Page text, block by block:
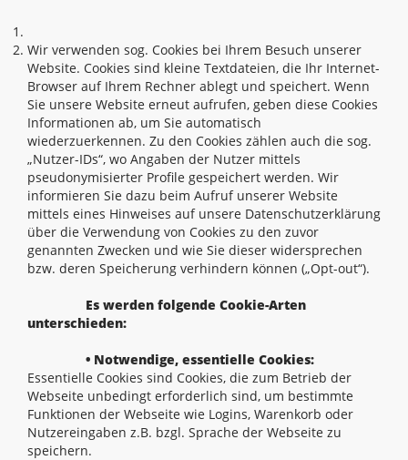
Wir verwenden sog. Cookies bei Ihrem Besuch unserer
Website. Cookies sind kleine Textdateien, die Ihr Internet-
Browser auf Ihrem Rechner ablegt und speichert. Wenn
Sie unsere Website erneut aufrufen, geben diese Cookies
Informationen ab, um Sie automatisch
wiederzuerkennen. Zu den Cookies zählen auch die sog.
„Nutzer-IDs“, wo Angaben der Nutzer mittels
pseudonymisierter Profile gespeichert werden. Wir
informieren Sie dazu beim Aufruf unserer Website
mittels eines Hinweises auf unsere Datenschutzerklärung
über die Verwendung von Cookies zu den zuvor
genannten Zwecken und wie Sie dieser widersprechen
bzw. deren Speicherung verhindern können („Opt-out“).
Es werden folgende Cookie-Arten
unterschieden:
• Notwendige, essentielle Cookies:
Essentielle Cookies sind Cookies, die zum Betrieb der
Webseite unbedingt erforderlich sind, um bestimmte
Funktionen der Webseite wie Logins, Warenkorb oder
Nutzereingaben z.B. bzgl. Sprache der Webseite zu
speichern.